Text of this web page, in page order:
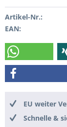
Artikel-Nr.:
EAN:
EU weiter
Schnelle &